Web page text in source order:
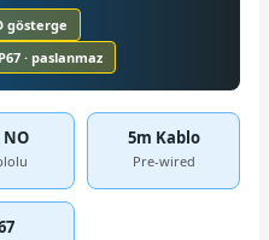
gösterge
· paslanmaz
NO 5m Kablo
Pre-wired